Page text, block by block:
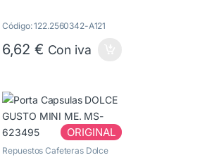
Grosor: 7 mm
Silicona
MS-620342,
M18804074,
4930037000
Código: 122.2560342-A121
6,62 € Con iva
ORIGINAL
Repuestos Cafeteras Dolce